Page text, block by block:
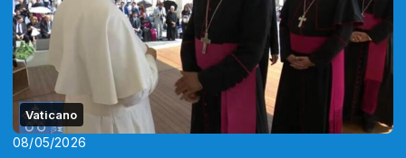
Vaticano
08/05/2026